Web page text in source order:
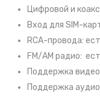
Цифровой и
Вход для SIM-
RCA-провода:
FM/АM радио:
Поддержка видео:
Поддержка аудио: